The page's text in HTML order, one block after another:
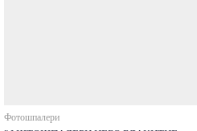
Фотошпалери